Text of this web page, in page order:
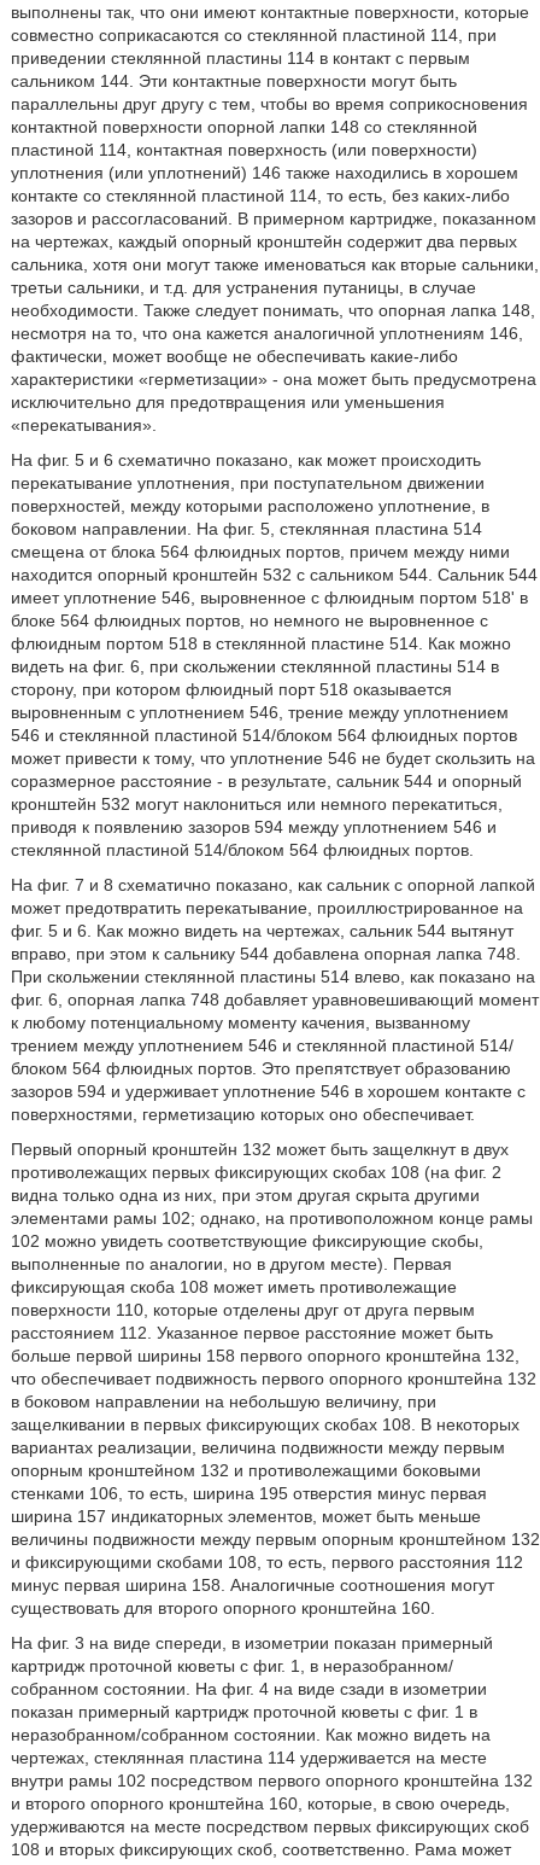
выполнены так, что они имеют контактные поверхности, которые
совместно соприкасаются со стеклянной пластиной 114, при
приведении стеклянной пластины 114 в контакт с первым
сальником 144. Эти контактные поверхности могут быть
параллельны друг другу с тем, чтобы во время соприкосновения
контактной поверхности опорной лапки 148 со стеклянной
пластиной 114, контактная поверхность (или поверхности)
уплотнения (или уплотнений) 146 также находились в хорошем
контакте со стеклянной пластиной 114, то есть, без каких-либо
зазоров и рассогласований. В примерном картридже, показанном
на чертежах, каждый опорный кронштейн содержит два первых
сальника, хотя они могут также именоваться как вторые сальники,
третьи сальники, и т.д. для устранения путаницы, в случае
необходимости. Также следует понимать, что опорная лапка 148,
несмотря на то, что она кажется аналогичной уплотнениям 146,
фактически, может вообще не обеспечивать какие-либо
характеристики «герметизации» - она может быть предусмотрена
исключительно для предотвращения или уменьшения
«перекатывания».
На фиг. 5 и 6 схематично показано, как может происходить
перекатывание уплотнения, при поступательном движении
поверхностей, между которыми расположено уплотнение, в
боковом направлении. На фиг. 5, стеклянная пластина 514
смещена от блока 564 флюидных портов, причем между ними
находится опорный кронштейн 532 с сальником 544. Сальник 544
имеет уплотнение 546, выровненное с флюидным портом 518' в
блоке 564 флюидных портов, но немного не выровненное с
флюидным портом 518 в стеклянной пластине 514. Как можно
видеть на фиг. 6, при скольжении стеклянной пластины 514 в
сторону, при котором флюидный порт 518 оказывается
выровненным с уплотнением 546, трение между уплотнением
546 и стеклянной пластиной 514/блоком 564 флюидных портов
может привести к тому, что уплотнение 546 не будет скользить на
соразмерное расстояние - в результате, сальник 544 и опорный
кронштейн 532 могут наклониться или немного перекатиться,
приводя к появлению зазоров 594 между уплотнением 546 и
стеклянной пластиной 514/блоком 564 флюидных портов.
На фиг. 7 и 8 схематично показано, как сальник с опорной лапкой
может предотвратить перекатывание, проиллюстрированное на
фиг. 5 и 6. Как можно видеть на чертежах, сальник 544 вытянут
вправо, при этом к сальнику 544 добавлена опорная лапка 748.
При скольжении стеклянной пластины 514 влево, как показано на
фиг. 6, опорная лапка 748 добавляет уравновешивающий момент
к любому потенциальному моменту качения, вызванному
трением между уплотнением 546 и стеклянной пластиной 514/
блоком 564 флюидных портов. Это препятствует образованию
зазоров 594 и удерживает уплотнение 546 в хорошем контакте с
поверхностями, герметизацию которых оно обеспечивает.
Первый опорный кронштейн 132 может быть защелкнут в двух
противолежащих первых фиксирующих скобах 108 (на фиг. 2
видна только одна из них, при этом другая скрыта другими
элементами рамы 102; однако, на противоположном конце рамы
102 можно увидеть соответствующие фиксирующие скобы,
выполненные по аналогии, но в другом месте). Первая
фиксирующая скоба 108 может иметь противолежащие
поверхности 110, которые отделены друг от друга первым
расстоянием 112. Указанное первое расстояние может быть
больше первой ширины 158 первого опорного кронштейна 132,
что обеспечивает подвижность первого опорного кронштейна 132
в боковом направлении на небольшую величину, при
защелкивании в первых фиксирующих скобах 108. В некоторых
вариантах реализации, величина подвижности между первым
опорным кронштейном 132 и противолежащими боковыми
стенками 106, то есть, ширина 195 отверстия минус первая
ширина 157 индикаторных элементов, может быть меньше
величины подвижности между первым опорным кронштейном 132
и фиксирующими скобами 108, то есть, первого расстояния 112
минус первая ширина 158. Аналогичные соотношения могут
существовать для второго опорного кронштейна 160.
На фиг. 3 на виде спереди, в изометрии показан примерный
картридж проточной кюветы с фиг. 1, в неразобранном/
собранном состоянии. На фиг. 4 на виде сзади в изометрии
показан примерный картридж проточной кюветы с фиг. 1 в
неразобранном/собранном состоянии. Как можно видеть на
чертежах, стеклянная пластина 114 удерживается на месте
внутри рамы 102 посредством первого опорного кронштейна 132
и второго опорного кронштейна 160, которые, в свою очередь,
удерживаются на месте посредством первых фиксирующих скоб
108 и вторых фиксирующих скоб, соответственно. Рама может